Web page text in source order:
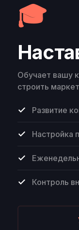
🎓
Обучает вашу
строить
Развитие
Настройка
Контроль